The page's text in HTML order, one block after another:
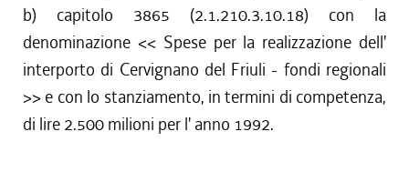
b) capitolo 3865 (2.1.210.3.10.18) con la
denominazione << Spese per la realizzazione dell'
interporto di Cervignano del Friuli - fondi regionali
>> e con lo stanziamento, in termini di competenza,
di lire 2.500 milioni per l' anno 1992.